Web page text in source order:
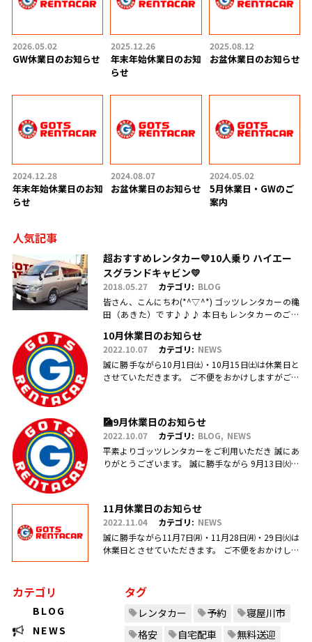
2026.05.02
GW休業日のお知らせ
2025.12.26
年末年始休業日のお知
らせ
2025.08.12
お盆休業日のお知らせ
2024.12.28
年末年始休業日のお知
らせ
2024.08.07
お盆休業日のお知らせ
2024.05.02
5月休業日・GWのご
案内
人気記事
超おすすめレンタカー💛10人乗り ハイエー
スグランドキャビン💛
2018.05.27 カテゴリ: BLOG
皆さん、こんにちわ(*^▽^*) ゴッツレンタカーの穐
田（あきた）です♪♪♪ 本日もレンタカーのご利
りがとうございます(.....
10月休業日のお知らせ
2022.10.07 カテゴリ: NEWS
誠に勝手ながら10月1日㈯・10月15日㈯は休業日と
させていただきます。 ご不便をおかけしますがご理
🎑9月休業日のお知らせ
2022.10.07 カテゴリ: BLOG
NEWS
平素よりゴッツレンタカーをご利用いただき 誠にあ
りがとうございます。 誠に勝手ながら 9月13日㈫・
11月休業日のお知らせ
2022.11.04 カテゴリ: NEWS
誠に勝手ながら11月7日㈪・11月28日㈪・29日㈫は
休業日とさせていただきます。 ご不便をおかけしま
カテゴリ
BLOG
NEWS
タグ
レンタカー 予約
寝屋川市
格安
自宅配車
無料送迎